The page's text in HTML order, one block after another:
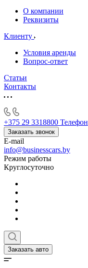
О компании
Реквизиты
Клиенту
Условия аренды
Вопрос-ответ
Статьи
Контакты
+375 29 3318800 Телефон
Заказать звонок
E-mail
info@businesscars.by
Режим работы
Круглосуточно
Заказать авто